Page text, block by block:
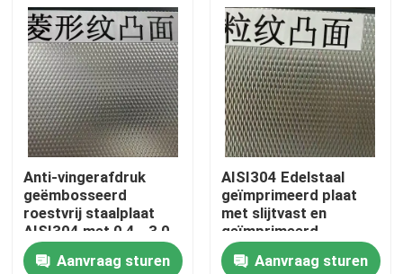
Anti-vingerafdruk
geëmbosseerd
roestvrij staalplaat
AISI304 met 0,4 - 3,0
mm dikte voor
architecturale
Aanvraag sturen
AISI304 Edelstaal
geïmprimeerd plaat
met slijtvast en
geïmprimeerd
oppervlak voor
decoratieve
Aanvraag sturen